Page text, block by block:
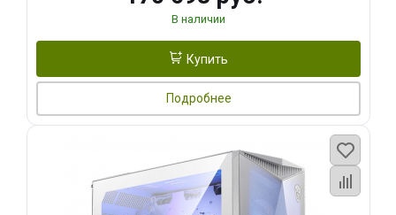
В наличии
Купить
Подробнее